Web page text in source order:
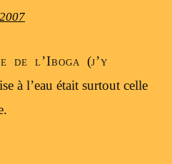
2007
de l’Iboga (j’y
à l’eau était surtout celle